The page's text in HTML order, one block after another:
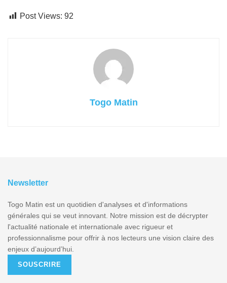
Post Views: 92
Togo Matin
Newsletter
Togo Matin est un quotidien d'analyses et d'informations
générales qui se veut innovant. Notre mission est de décrypter
l'actualité nationale et internationale avec rigueur et
professionnalisme pour offrir à nos lecteurs une vision claire des
enjeux d’aujourd’hui.
SOUSCRIRE